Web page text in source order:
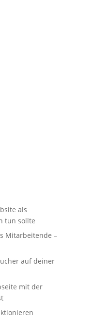
als
tun sollte
Mitarbeitende –
auf deiner
mit der